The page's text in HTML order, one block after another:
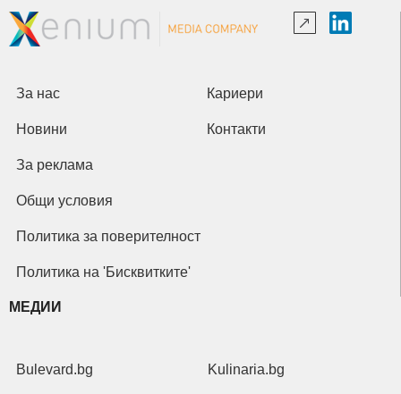
За нас Кариери
Новини Контакти
За реклама
Общи условия
Политика за поверителност
Политика на 'Бисквитките'
МЕДИИ
Bulevard.bg Kulinaria.bg